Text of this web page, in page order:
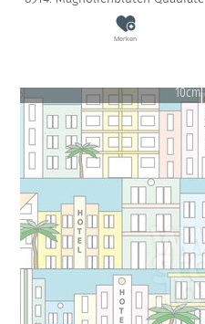
Merken
10cm